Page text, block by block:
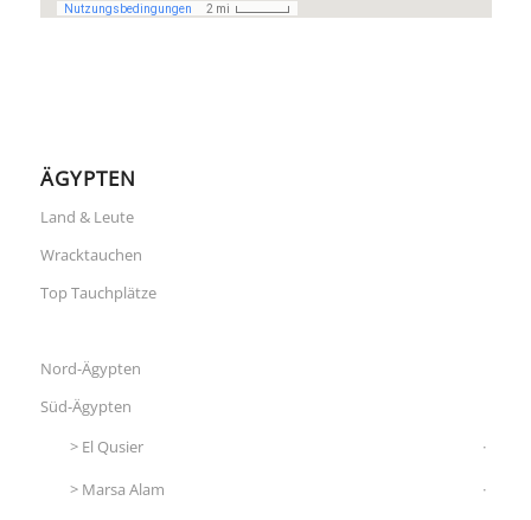
ÄGYPTEN
Land & Leute
Wracktauchen
Top Tauchplätze
Nord-Ägypten
Süd-Ägypten
El Qusier
Marsa Alam